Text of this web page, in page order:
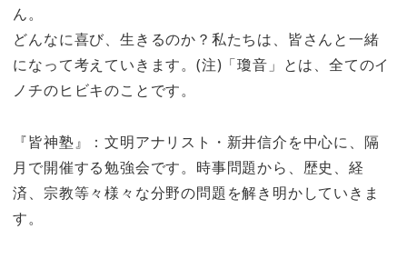
ん。
どんなに喜び、生きるのか？私たちは、皆さんと一緒
になって考えていきます。(注)「瓊音」とは、全てのイ
ノチのヒビキのことです。
『皆神塾』：文明アナリスト・新井信介を中心に、隔
月で開催する勉強会です。時事問題から、歴史、経
済、宗教等々様々な分野の問題を解き明かしていきま
す。